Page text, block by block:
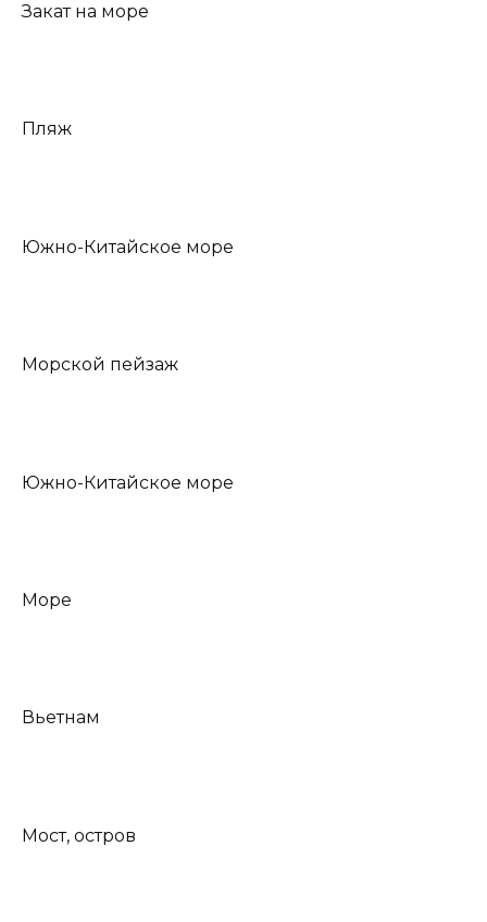
Закат на море
Пляж
Южно-Китайское море
Морской пейзаж
Южно-Китайское море
Море
Вьетнам
Мост, остров